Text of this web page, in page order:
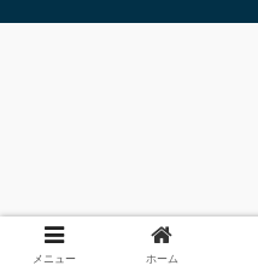
メニュー ホーム